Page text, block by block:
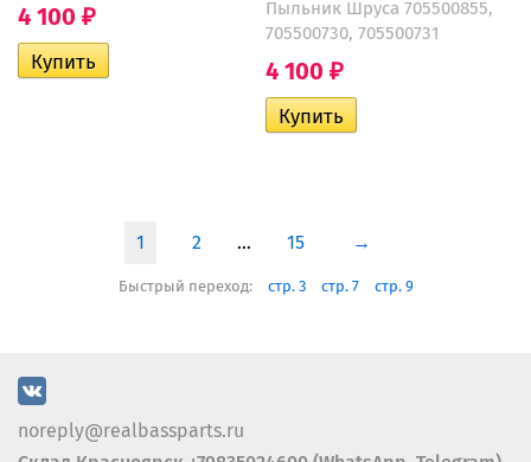
4 100 ₽
Пыльник Шруса 705500855,
705500730, 705500731
4 100 ₽
1 2 ... 15 →
Быстрый переход: стр. 3 стр. 7 стр. 9
noreply@realbassparts.ru